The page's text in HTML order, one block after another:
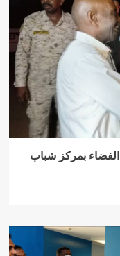
بمركز شباب